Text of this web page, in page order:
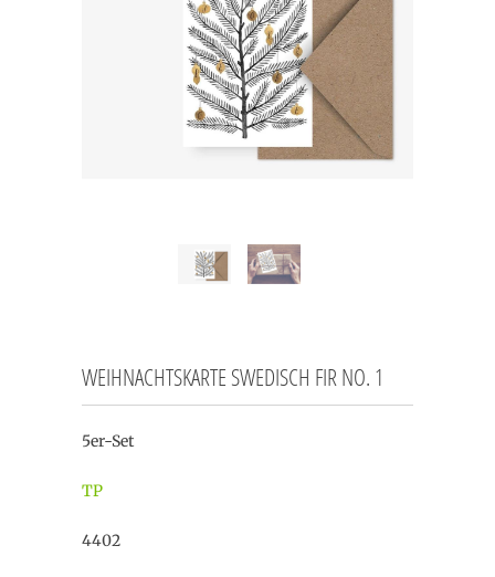
WEIHNACHTSKARTE SWEDISCH FIR NO. 1
5er-Set
TP
4402